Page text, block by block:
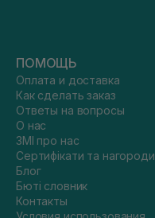
ПОМОЩЬ
Оплата и доставка
Как сделать заказ
Ответы на вопросы
О нас
ЗМІ про нас
Сертифікати та нагороди
Блог
Бюті словник
Контакты